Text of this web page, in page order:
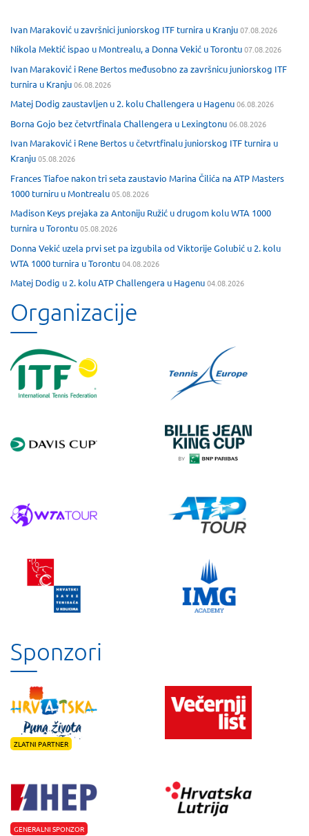
Ivan Maraković u završnici juniorskog ITF turnira u Kranju07.08.2026
Nikola Mektić ispao u Montrealu, a Donna Vekić u Torontu07.08.2026
Ivan Maraković i Rene Bertos međusobno za završnicu juniorskog ITF
turnira u Kranju06.08.2026
Matej Dodig zaustavljen u 2. kolu Challengera u Hagenu06.08.2026
Borna Gojo bez četvrtfinala Challengera u Lexingtonu06.08.2026
Ivan Maraković i Rene Bertos u četvrtfinalu juniorskog ITF turnira u
Kranju05.08.2026
Frances Tiafoe nakon tri seta zaustavio Marina Čilića na ATP Masters
1000 turniru u Montrealu05.08.2026
Madison Keys prejaka za Antoniju Ružić u drugom kolu WTA 1000
turnira u Torontu05.08.2026
Donna Vekić uzela prvi set pa izgubila od Viktorije Golubić u 2. kolu
WTA 1000 turnira u Torontu04.08.2026
Matej Dodig u 2. kolu ATP Challengera u Hagenu04.08.2026
Organizacije
Sponzori
ZLATNI PARTNER
GENERALNI SPONZOR